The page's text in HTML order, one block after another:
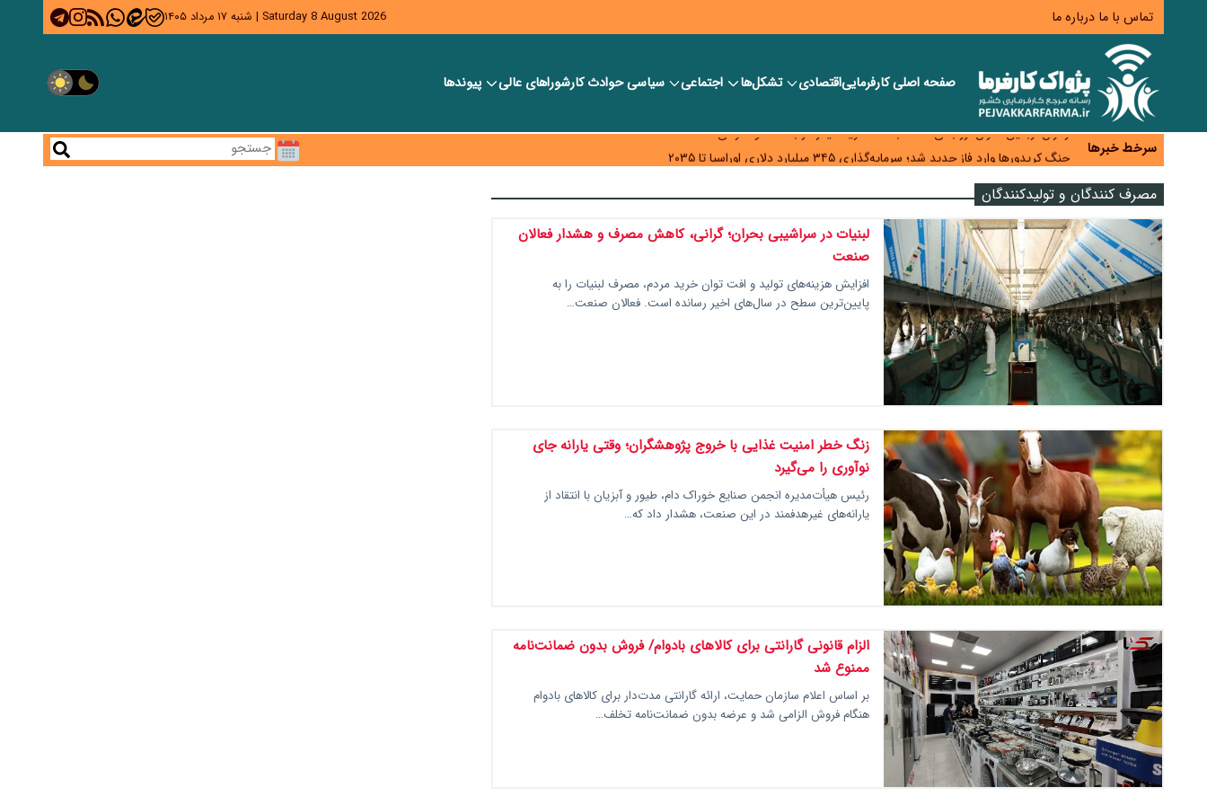
تماس با ما درباره ما Saturday 8 August 2026
| شنبه ۱۷ مرداد ۱۴۰۵
صفحه اصلیکارفرماییاقتصادی تشکل‌ها اجتماعی سیاسیحوادث کارشورا‎های عالی پیوندها
سرخط خبرها
همایش و مسابقه نذری ماه صفر برگزار شد
زائران اربعین نگران ارز باقی‌مانده نباشند؛ خرید دینار در بانک‌ها و صرافی‌ها
جنگ کریدورها وارد فاز جدید شد؛ سرمایه‌گذاری ۳۴۵ میلیارد دلاری اوراسیا تا ۲۰۳۵
پارادوکس اینترنت در ایران؛ مصرف‌کننده بیشتر می‌پردازد، شبکه کمتر توسعه می‌یابد
تأمین سرمایه در گردش بدون خلق نقدینگی؛ نقش جدید سیاست‌های مالیاتی در حمایت از تولیدمصرف کنندگان و تولیدکنندگان
لبنیات در سراشیبی بحران؛ گرانی، کاهش مصرف و هشدار فعالان
صنعت
افزایش هزینه‌های تولید و افت توان خرید مردم، مصرف لبنیات را به
پایین‌ترین سطح در سال‌های اخیر رسانده است. فعالان صنعت…
زنگ خطر امنیت غذایی با خروج پژوهشگران؛ وقتی یارانه جای
نوآوری را می‌گیرد
رئیس هیأت‌مدیره انجمن صنایع خوراک دام، طیور و آبزیان با انتقاد از
یارانه‌های غیرهدفمند در این صنعت، هشدار داد که…
الزام قانونی گارانتی برای کالاهای بادوام/ فروش بدون ضمانت‌نامه
ممنوع شد
بر اساس اعلام سازمان حمایت، ارائه گارانتی مدت‌دار برای کالاهای بادوام
هنگام فروش الزامی شد و عرضه بدون ضمانت‌نامه تخلف…